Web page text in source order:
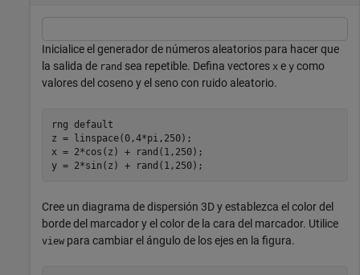
Inicialice el generador de números aleatorios para hacer que
la salida de rand sea repetible. Defina vectores x e y como
valores del coseno y el seno con ruido aleatorio.
rng default
z = linspace(0,4*pi,250);
x = 2*cos(z) + rand(1,250);
y = 2*sin(z) + rand(1,250);
Cree un diagrama de dispersión 3D y establezca el color del
borde del marcador y el color de la cara del marcador. Utilice
view para cambiar el ángulo de los ejes en la figura.